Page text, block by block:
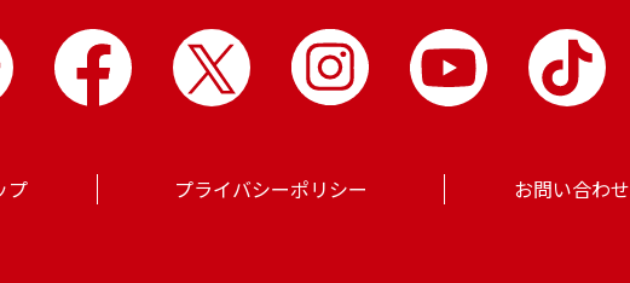
プ プライバシーポリシー お問い合わせ